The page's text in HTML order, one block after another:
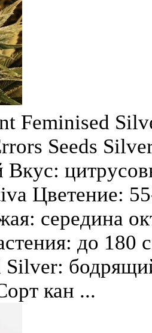
Feminised
Seeds
Вкус:
Цветение:
середина
до 180
Silver:
кан ...